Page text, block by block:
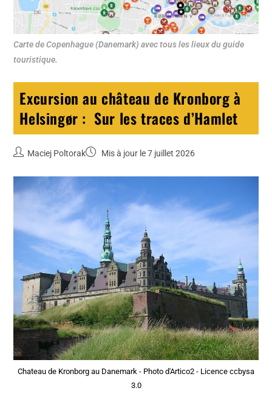
Carte de Copenhague (Danemark) avec tous les lieux du guide
touristique.
Excursion au château de Kronborg à
Helsingør : Sur les traces d’Hamlet
Maciej Poltorak Mis à jour le 7 juillet 2026
Chateau de Kronborg au Danemark - Photo d'Artico2 - Licence ccbysa
3.0